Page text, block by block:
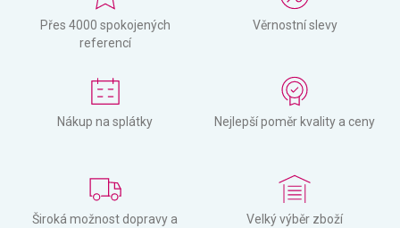
Přes 4000 spokojených
referencí
Věrnostní slevy
Nákup na splátky Nejlepší poměr kvality a ceny
Široká možnost dopravy a
Velký výběr zboží